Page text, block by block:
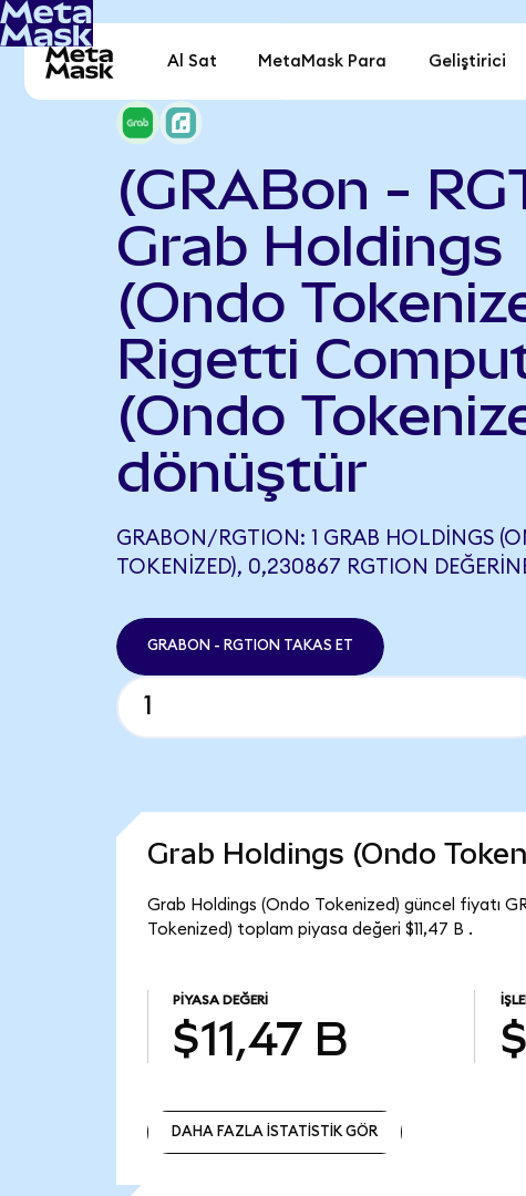
Al Sat MetaMask Para Geliştirici
(GRABon -
Grab Holdings
(Ondo
Rigetti
(Ondo
dönüştür
GRABON/RGTION: 1 GRAB HOLDINGS
TOKENIZED), 0,230867 RGTION
GRABON - RGTION TAKAS ET
Grab Holdings (Ondo
Grab Holdings (Ondo Tokenized) güncel fiyatı
Tokenized) toplam piyasa değeri $11,47 B .
PIYASA DEĞERI
$11,47 B
DAHA FAZLA İSTATİSTİK GÖR